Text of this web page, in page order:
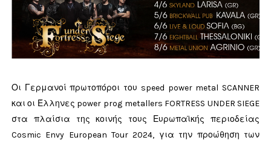
Οι Γερμανοί πρωτοπόροι του speed power metal SCANNER
και οι Έλληνες power prog metallers FORTRESS UNDER SIEGE
στα πλαίσια της κοινής τους Ευρωπαϊκής περιοδείας
Cosmic Envy European Tour 2024, για την προώθηση των